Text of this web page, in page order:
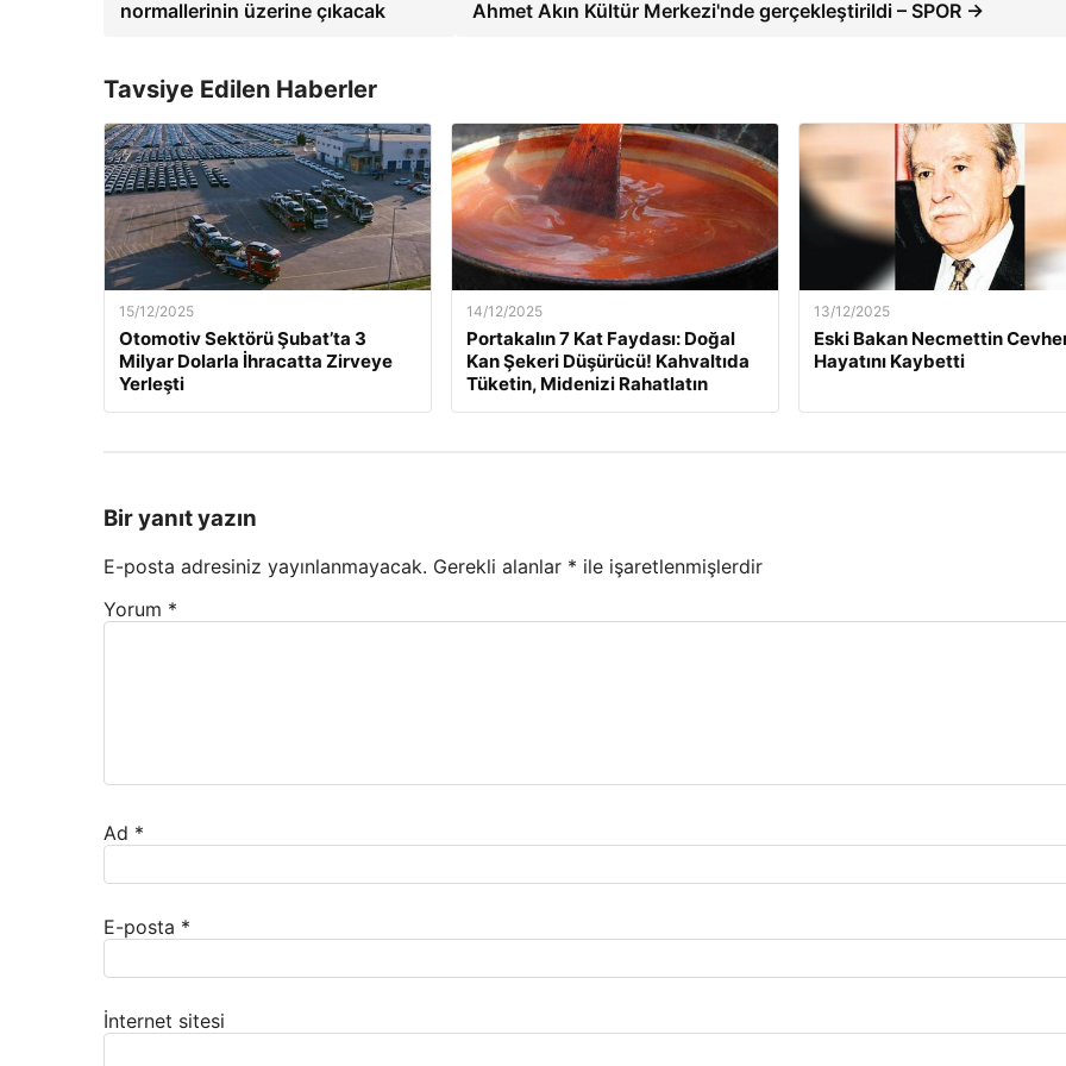
normallerinin üzerine çıkacak Ahmet Akın Kültür Merkezi'nde gerçekleştirildi – SPOR →
Tavsiye Edilen Haberler
15/12/2025
Otomotiv Sektörü Şubat’ta 3
Milyar Dolarla İhracatta Zirveye
Yerleşti
14/12/2025
Portakalın 7 Kat Faydası: Doğal
Kan Şekeri Düşürücü! Kahvaltıda
Tüketin, Midenizi Rahatlatın
13/12/2025
Eski Bakan Necmettin
Hayatını Kaybetti
Bir yanıt yazın
E-posta adresiniz yayınlanmayacak. Gerekli alanlar * ile işaretlenmişlerdir
Yorum *
Ad *
E-posta *
İnternet sitesi